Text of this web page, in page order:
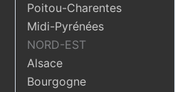
Poitou-Charentes
Midi-Pyrénées
NORD-EST
Alsace
Bourgogne